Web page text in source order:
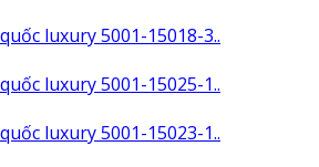
luxury 5001-15018-3..
luxury 5001-15025-1..
luxury 5001-15023-1..